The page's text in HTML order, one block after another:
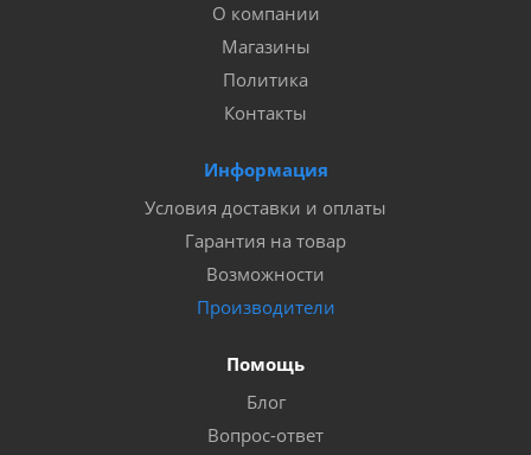
О компании
Магазины
Политика
Контакты
Информация
Условия доставки и оплаты
Гарантия на товар
Возможности
Производители
Помощь
Блог
Вопрос-ответ